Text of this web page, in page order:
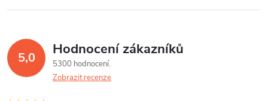
5,0 Hodnocení zákazníků
5300 hodnocení
Zobrazit recenze